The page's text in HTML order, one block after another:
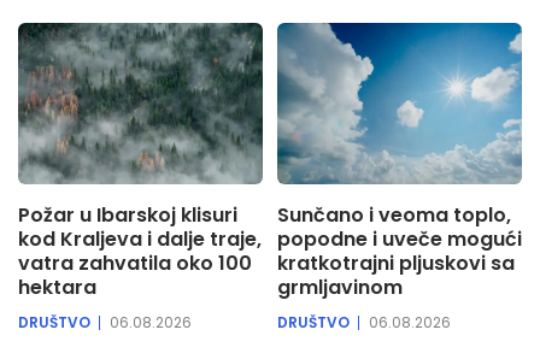
Požar u Ibarskoj klisuri
kod Kraljeva i dalje traje,
vatra zahvatila oko 100
hektara
DRUŠTVO 06.08.2026
Sunčano i veoma toplo,
popodne i uveče mogući
kratkotrajni pljuskovi sa
grmljavinom
DRUŠTVO 06.08.2026